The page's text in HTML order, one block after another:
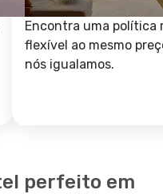
Encontra uma política
flexível ao mesmo
nós igualamos.
perfeito em